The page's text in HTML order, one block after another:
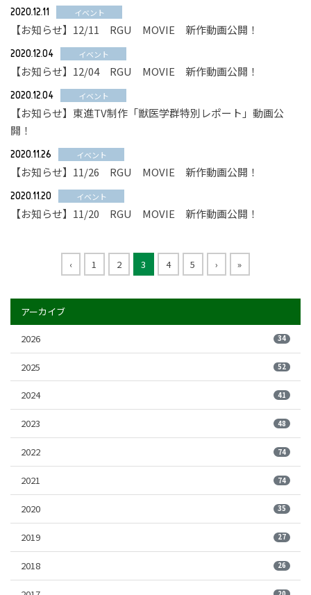
2020.12.11 イベント
【お知らせ】12/11 RGU MOVIE 新作動画公開！
2020.12.04 イベント
【お知らせ】12/04 RGU MOVIE 新作動画公開！
2020.12.04 イベント
【お知らせ】東進TV制作「獣医学群特別レポート」動画公
開！
2020.11.26 イベント
【お知らせ】11/26 RGU MOVIE 新作動画公開！
2020.11.20 イベント
【お知らせ】11/20 RGU MOVIE 新作動画公開！
‹ 1 2 3 4 5 › »
アーカイブ
2026 34
2025 52
2024 41
2023 48
2022 74
2021 74
2020 35
2019 27
2018 26